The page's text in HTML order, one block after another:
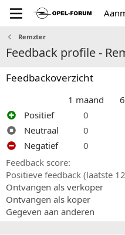
Remzter
Feedback profile -
Feedbackoverzicht
1 maand
Positief
0
Neutraal
0
Negatief
0
Feedback score
Positieve feedback (laatste
Ontvangen als verkoper
Ontvangen als koper
Gegeven aan anderen